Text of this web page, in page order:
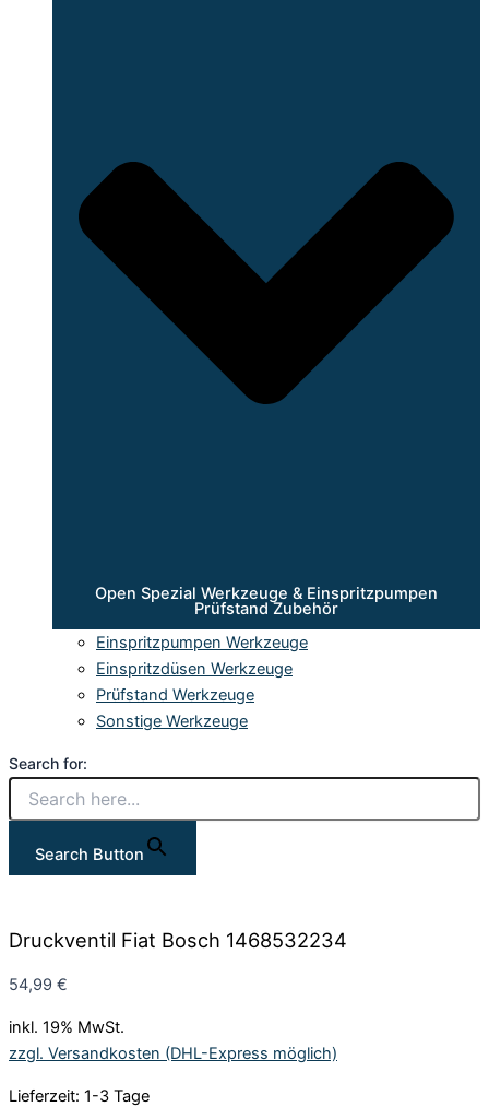
Open Spezial Werkzeuge & Einspritzpumpen
Prüfstand Zubehör
Einspritzpumpen Werkzeuge
Einspritzdüsen Werkzeuge
Prüfstand Werkzeuge
Sonstige Werkzeuge
Search for:
Search Button
Druckventil Fiat Bosch 1468532234
54,99 €
inkl. 19% MwSt.
zzgl. Versandkosten (DHL-Express möglich)
Lieferzeit: 1-3 Tage